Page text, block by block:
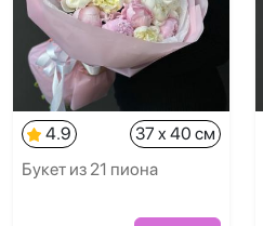
4.9
37 x 40 см
Букет из 21 пиона